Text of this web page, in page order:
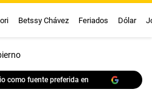
Betssy Chávez Feriados Dólar
como fuente preferida en